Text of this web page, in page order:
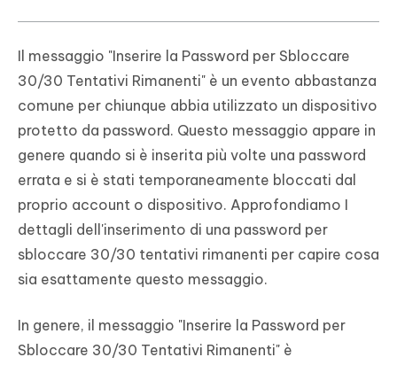
Il messaggio "Inserire la Password per Sbloccare
30/30 Tentativi Rimanenti" è un evento abbastanza
comune per chiunque abbia utilizzato un dispositivo
protetto da password. Questo messaggio appare in
genere quando si è inserita più volte una password
errata e si è stati temporaneamente bloccati dal
proprio account o dispositivo. Approfondiamo I
dettagli dell'inserimento di una password per
sbloccare 30/30 tentativi rimanenti per capire cosa
sia esattamente questo messaggio.
In genere, il messaggio "Inserire la Password per
Sbloccare 30/30 Tentativi Rimanenti" è